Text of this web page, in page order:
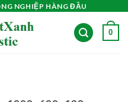
NGHIỆP HÀNG ĐẦU
0